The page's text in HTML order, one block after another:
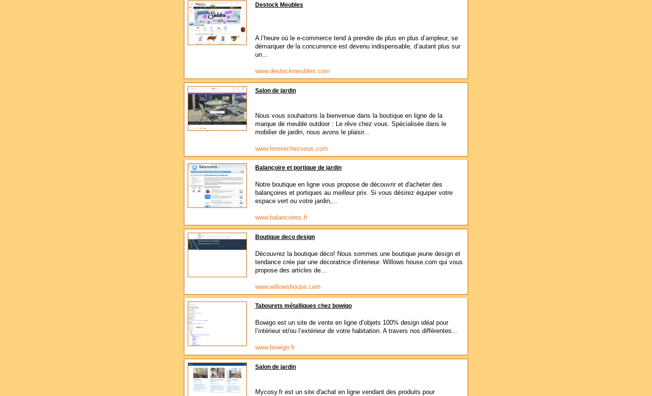
Destock Meubles
A l’heure où le e-commerce tend à prendre de plus en plus d’ampleur, se
démarquer de la concurrence est devenu indispensable, d’autant plus sur
un...
www.destockmeubles.com
Salon de jardin
Nous vous souhaitons la bienvenue dans la boutique en ligne de la
marque de meuble outdoor : Le rêve chez vous. Spécialisée dans le
mobilier de jardin, nous avons le plaisir...
www.lerevechezvous.com
Balançoire et portique de jardin
Notre boutique en ligne vous propose de découvrir et d'acheter des
balançoires et portiques au meilleur prix. Si vous désirez équiper votre
espace vert ou votre jardin,...
www.balancoires.fr
Boutique deco design
Découvrez la boutique déco! Nous sommes une boutique jeune design et
tendance crée par une décoratrice d'interieur. Willows house.com qui vous
propose des articles de...
www.willowshouse.com
Tabourets métalliques chez bowigo
Bowigo est un site de vente en ligne d’objets 100% design idéal pour
l’intérieur et/ou l’extérieur de votre habitation. A travers nos différentes...
www.bowigo.fr
Salon de jardin
Mycosy.fr est un site d'achat en ligne vendant des produits pour